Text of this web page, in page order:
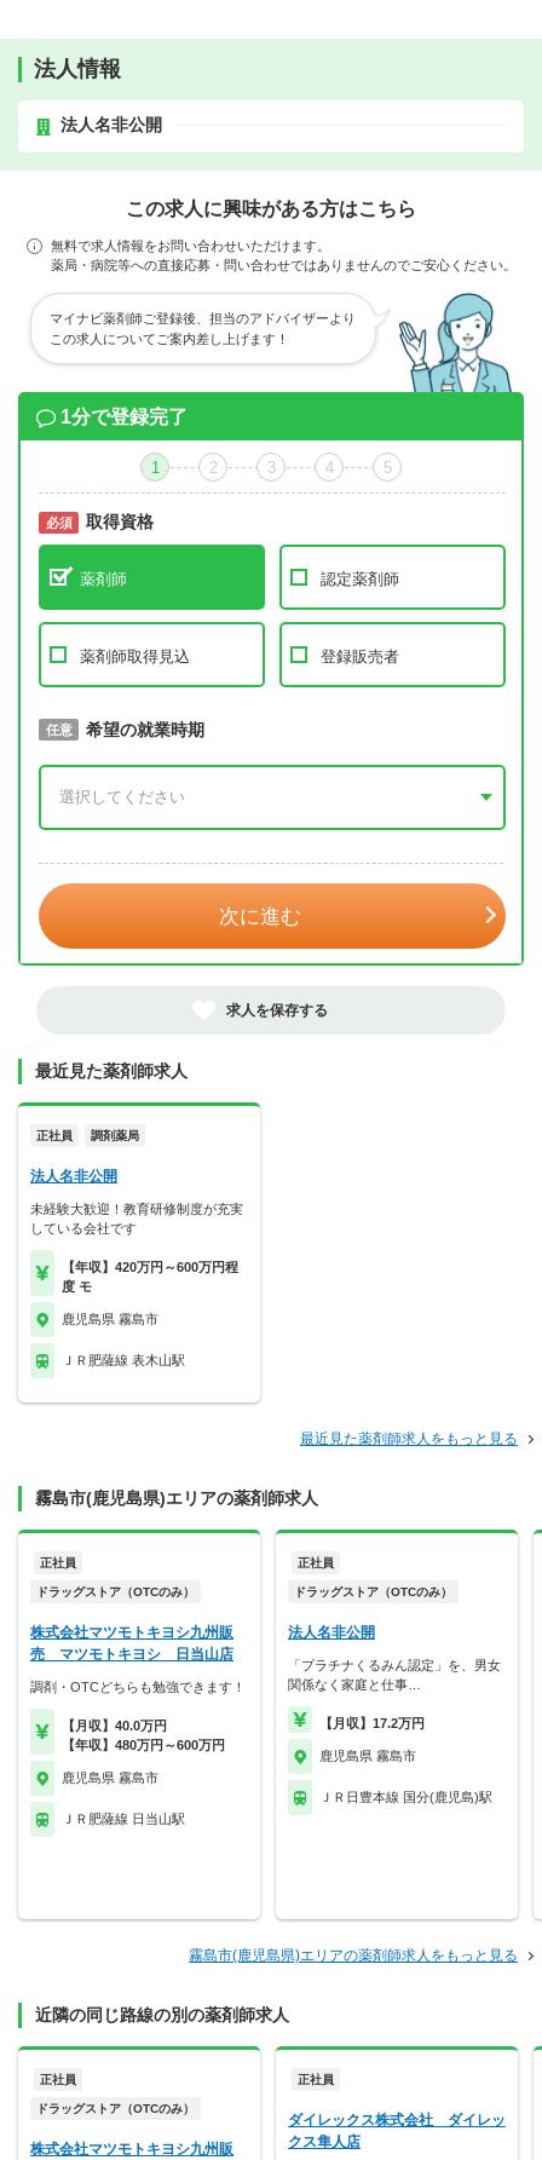
法人情報
法人名非公開
この求人に興味がある方はこちら
無料で求人情報をお問い合わせいただけます。
薬局・病院等への直接応募・問い合わせではありませんのでご安心ください。
マイナビ薬剤師ご登録後、担当のアドバイザーより
この求人についてご案内差し上げます！
1分で登録完了
1 2 3 4 5
必須 取得資格
薬剤師 認定薬剤師
薬剤師取得見込 登録販売者
必須 取得予定年
任意 希望の就業時期
次に進む
求人を保存する
最近見た薬剤師求人
正社員 調剤薬局
法人名非公開
未経験大歓迎！教育研修制度が充実
している会社です
【年収】420万円～600万円程
度 モ
鹿児島県 霧島市
ＪＲ肥薩線 表木山駅
最近見た薬剤師求人をもっと見る
霧島市(鹿児島県)エリアの薬剤師求人
正社員
ドラッグストア（OTCのみ）
株式会社マツモトキヨシ九州販
売 マツモトキヨシ 日当山店
調剤・OTCどちらも勉強できます！
【月収】40.0万円
【年収】480万円～600万円
鹿児島県 霧島市
ＪＲ肥薩線 日当山駅
正社員
ドラッグストア（OTCのみ）
法人名非公開
「プラチナくるみん認定」を、男女
関係なく家庭と仕事…
【月収】17.2万円
鹿児島県 霧島市
ＪＲ日豊本線 国分(鹿児島)駅
霧島市(鹿児島県)エリアの薬剤師求人をもっと見る
近隣の同じ路線の別の薬剤師求人
正社員
ドラッグストア（OTCのみ）
株式会社マツモトキヨシ九州販
正社員
ダイレックス株式会社 ダイレッ
クス隼人店